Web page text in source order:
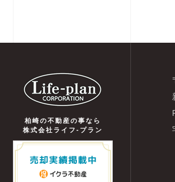
柏崎の不動産の事なら
株式会社ライフ-プラン